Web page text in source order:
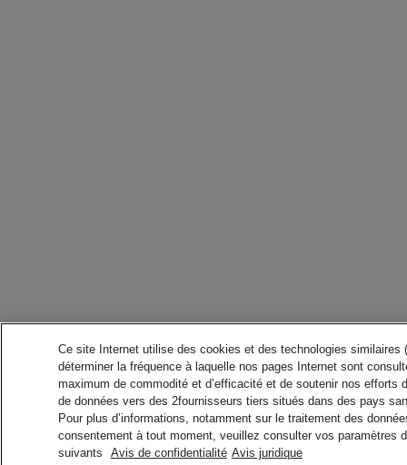
Ce site Internet utilise des cookies et des technologies
déterminer la fréquence à laquelle nos pages Internet sont
maximum de commodité et d’efficacité et de soutenir nos
de données vers des 2fournisseurs tiers situés dans des pays
Pour plus d’informations, notamment sur le traitement des
consentement à tout moment, veuillez consulter vos paramètres
suivants
Avis de confidentialité Avis juridique